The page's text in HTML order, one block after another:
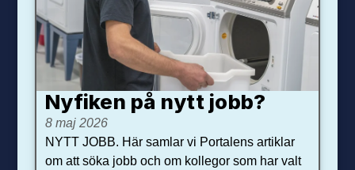
Nyfiken på nytt jobb?
8 maj 2026
NYTT JOBB. Här samlar vi Portalens artiklar
om att söka jobb och om kollegor som har valt